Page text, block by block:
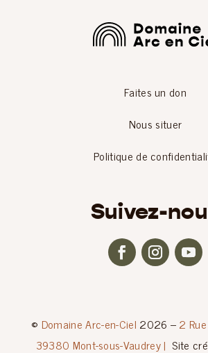
Faites un don
Nous situer
Politique de
Suivez-
© Domaine Arc-en-Ciel 2026 –2
39380 Mont-sous-Vaudrey | Site